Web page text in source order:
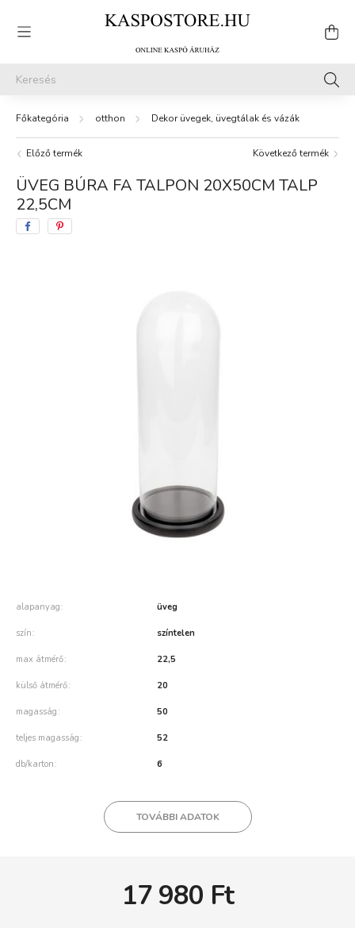
otthon Dekor üvegek, üvegtálak és vázák
Előző termék Következő termék
ÜVEG BÚRA FA TALPON 20X50CM TALP
22,5CM
alapanyag üveg
szín színtelen
max átmérő 22,5
külső átmérő 20
magasság 50
teljes magasság 52
db/karton 6
TOVÁBBI ADATOK
17 980 Ft